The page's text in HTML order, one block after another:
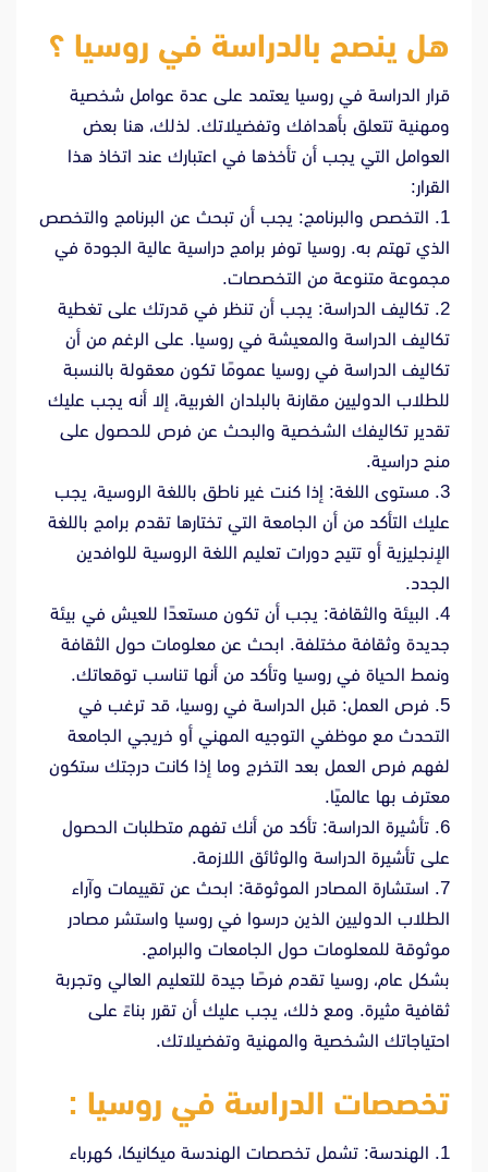
هل ينصح بالدراسة في روسيا ؟
قرار الدراسة في روسيا يعتمد على عدة عوامل شخصية
ومهنية تتعلق بأهدافك وتفضيلاتك. لذلك، هنا بعض
العوامل التي يجب أن تأخذها في اعتبارك عند اتخاذ هذا
القرار:
1. التخصص والبرنامج: يجب أن تبحث عن البرنامج والتخصص
الذي تهتم به. روسيا توفر برامج دراسية عالية الجودة في
مجموعة متنوعة من التخصصات.
2. تكاليف الدراسة: يجب أن تنظر في قدرتك على تغطية
تكاليف الدراسة والمعيشة في روسيا. على الرغم من أن
تكاليف الدراسة في روسيا عمومًا تكون معقولة بالنسبة
للطلاب الدوليين مقارنة بالبلدان الغربية، إلا أنه يجب عليك
تقدير تكاليفك الشخصية والبحث عن فرص للحصول على
منح دراسية.
3. مستوى اللغة: إذا كنت غير ناطق باللغة الروسية، يجب
عليك التأكد من أن الجامعة التي تختارها تقدم برامج باللغة
الإنجليزية أو تتيح دورات تعليم اللغة الروسية للوافدين
الجدد.
4. البيئة والثقافة: يجب أن تكون مستعدًا للعيش في بيئة
جديدة وثقافة مختلفة. ابحث عن معلومات حول الثقافة
ونمط الحياة في روسيا وتأكد من أنها تناسب توقعاتك.
5. فرص العمل: قبل الدراسة في روسيا، قد ترغب في
التحدث مع موظفي التوجيه المهني أو خريجي الجامعة
لفهم فرص العمل بعد التخرج وما إذا كانت درجتك ستكون
معترف بها عالميًا.
6. تأشيرة الدراسة: تأكد من أنك تفهم متطلبات الحصول
على تأشيرة الدراسة والوثائق اللازمة.
7. استشارة المصادر الموثوقة: ابحث عن تقييمات وآراء
الطلاب الدوليين الذين درسوا في روسيا واستشر مصادر
موثوقة للمعلومات حول الجامعات والبرامج.
بشكل عام، روسيا تقدم فرصًا جيدة للتعليم العالي وتجربة
ثقافية مثيرة. ومع ذلك، يجب عليك أن تقرر بناءً على
احتياجاتك الشخصية والمهنية وتفضيلاتك.
تخصصات الدراسة في روسيا :
1. الهندسة: تشمل تخصصات الهندسة ميكانيكا، كهرباء